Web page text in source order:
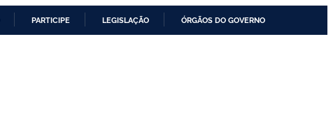
PARTICIPE LEGISLAÇÃO ÓRGÃOS DO GOVERNO